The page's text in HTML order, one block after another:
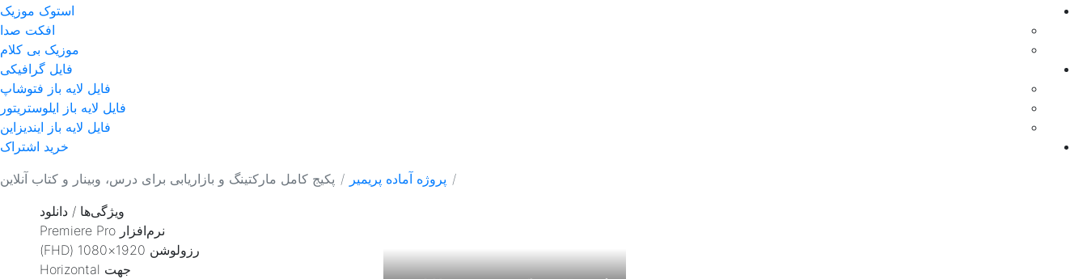
استوک موزیک
افکت صدا
موزیک بی کلام
فایل گرافیکی
فایل لایه باز فتوشاپ
فایل لایه باز ایلوستریتور
فایل لایه باز ایندیزاین
خرید اشتراک
پروژه آماده پریمیر
پکیج کامل مارکتینگ و بازاریابی برای درس، وبینار و کتاب آنلاین
ویژگی‌ها / دانلود
نرم‌افزار Premiere Pro
رزولوشن 1920×1080 (FHD)
جهت Horizontal